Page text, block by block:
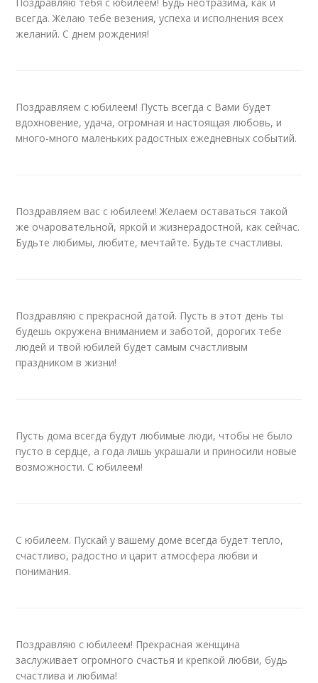
всегда. Желаю тебе везения, успеха и исполнения всех
желаний. С днем рождения!
Поздравляем с юбилеем! Пусть всегда с Вами будет
вдохновение, удача, огромная и настоящая любовь, и
много-много маленьких радостных ежедневных событий.
Поздравляем вас с юбилеем! Желаем оставаться такой
же очаровательной, яркой и жизнерадостной, как сейчас.
Будьте любимы, любите, мечтайте. Будьте счастливы.
Поздравляю с прекрасной датой. Пусть в этот день ты
будешь окружена вниманием и заботой, дорогих тебе
людей и твой юбилей будет самым счастливым
праздником в жизни!
Пусть дома всегда будут любимые люди, чтобы не было
пусто в сердце, а года лишь украшали и приносили новые
возможности. С юбилеем!
С юбилеем. Пускай у вашему доме всегда будет тепло,
счастливо, радостно и царит атмосфера любви и
понимания.
Поздравляю с юбилеем! Прекрасная женщина
заслуживает огромного счастья и крепкой любви, будь
счастлива и любима!